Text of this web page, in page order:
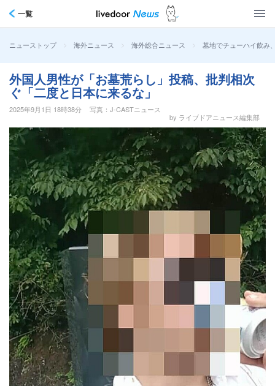
一覧
ニューストップ > 海外ニュース > 海外総合ニュース > 墓地でチューハイ飲み
外国人男性が「お墓荒らし」投稿、批判相次
ぐ「二度と日本に来るな」
2025年9月1日 18時38分
写真：J-CASTニュース
by ライブドアニュース編集部